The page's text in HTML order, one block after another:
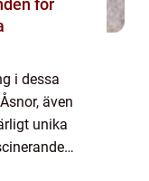
i dessa
även
unika